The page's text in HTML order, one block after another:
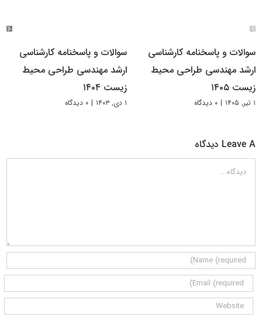
سوالات و پاسخنامه کارشناسی
ارشد مهندسی طراحی محیط
زیست ۱۴۰۵
۱ تیر, ۱۴۰۵ | ۰ دیدگاه
سوالات و پاسخنامه کارشناسی
ارشد مهندسی طراحی محیط‌
زیست ۱۴۰۴
۱ دی, ۱۴۰۳ | ۰ دیدگاه
Leave A دیدگاه
دیدگاه